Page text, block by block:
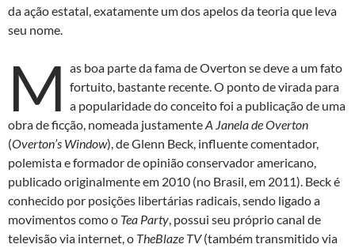
da ação estatal, exatamente um dos apelos da teoria que leva
seu nome.
M as boa parte da fama de Overton se deve a um fato
fortuito, bastante recente. O ponto de virada para
a popularidade do conceito foi a publicação de uma
obra de ficção, nomeada justamenteA Janela de Overton
(Overton’s Window), de Glenn Beck, influente comentador,
polemista e formador de opinião conservador americano,
publicado originalmente em 2010 (no Brasil, em 2011). Beck é
conhecido por posições libertárias radicais, sendo ligado a
movimentos como o Tea Party , possui seu próprio canal de
televisão via internet, o TheBlaze TV(também transmitido via